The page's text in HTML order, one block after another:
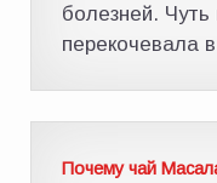
болезней. Чуть
перекочевала
Почему чай